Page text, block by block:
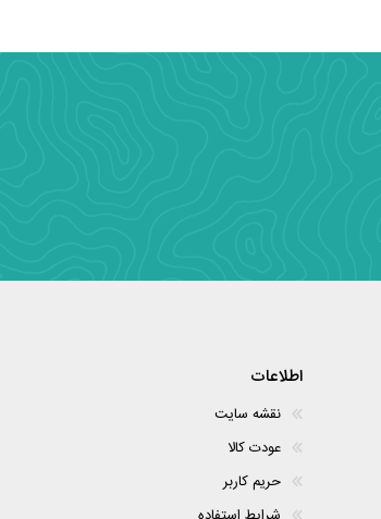
اطلاعات
نقشه سایت
عودت کالا
حریم کاربر